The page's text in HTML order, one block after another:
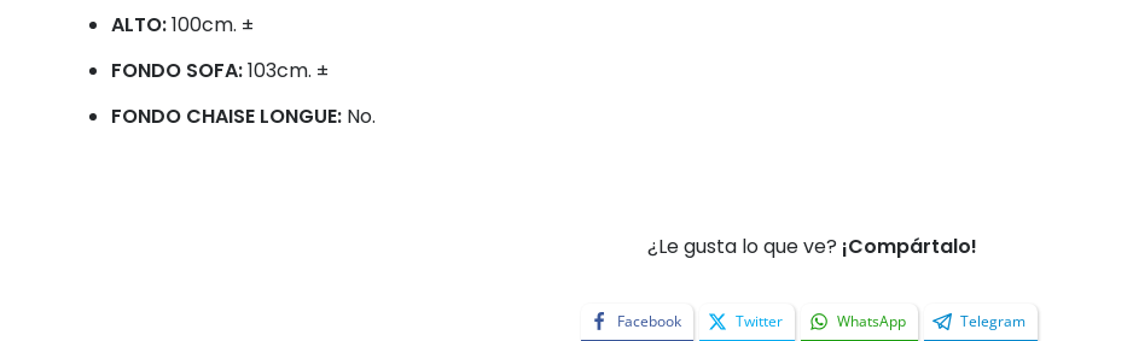
ALTO:100cm. ±
FONDO SOFA:103cm. ±
FONDO CHAISE LONGUE: No.
¿Le gusta lo que ve? ¡Compártalo!
Facebook Twitter WhatsApp Telegram